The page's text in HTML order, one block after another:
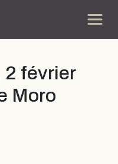
2 février
Moro